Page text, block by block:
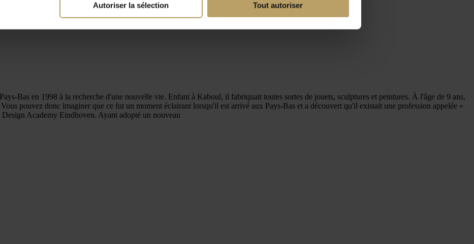
Autoriser la sélection Tout autoriser
Bas en 1998 à la recherche d'une nouvelle vie. Enfant à Kaboul, il fabriquait toutes sortes de jouets, sculptures et peintures. À l'âge de 9 ans,
pouvez donc imaginer que ce fut un moment éclairant lorsqu'il est arrivé aux Pays-Bas et a découvert qu'il existait une profession appelée «
Academy Eindhoven. Ayant adopté un nouveau